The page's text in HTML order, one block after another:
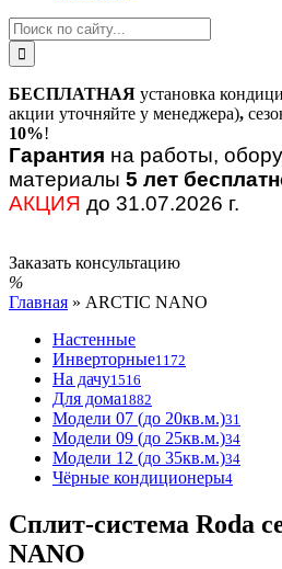
БЕСПЛАТНАЯ установка
акции уточняйте у менеджера),
10%!
Гарантия на работы,
материалы 5 лет
АКЦИЯ до 31.07.2026 г.
Заказать консультацию
Главная » ARCTIC NANO
Настенные
Инверторные1172
На дачу1516
Для дома1882
Модели 07 (до 20кв.м.)31
Модели 09 (до 25кв.м.)34
Модели 12 (до 35кв.м.)34
Чёрные кондиционеры4
Сплит-система Roda
NANO